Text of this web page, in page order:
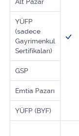
YÜFP
(sadece
Gayrimenkul
Sertifikaları)
GSP
Emtia Pazarı
YÜFP (BYF)